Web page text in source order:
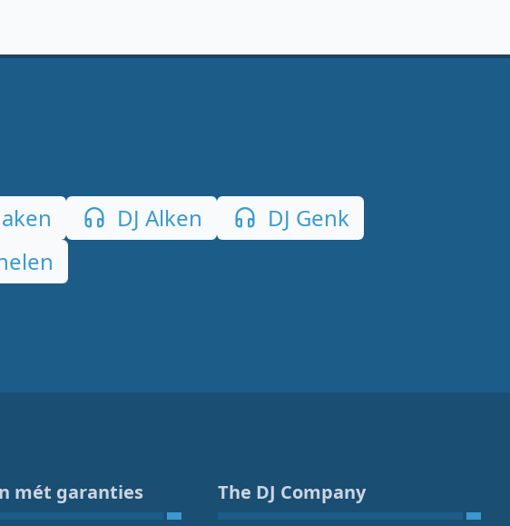
DJ Alken
DJ Genk
mét garanties The DJ Company